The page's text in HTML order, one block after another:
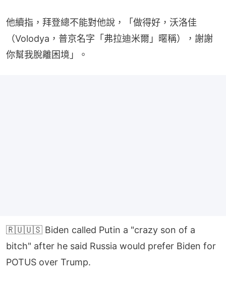
他續指，拜登總不能對他說，「做得好，沃洛佳
（Volodya，普京名字「弗拉迪米爾」暱稱），謝謝
你幫我脫離困境」。
🇷🇺🇺🇸 Biden called Putin a "crazy son of a
bitch" after he said Russia would prefer Biden for
POTUS over Trump.